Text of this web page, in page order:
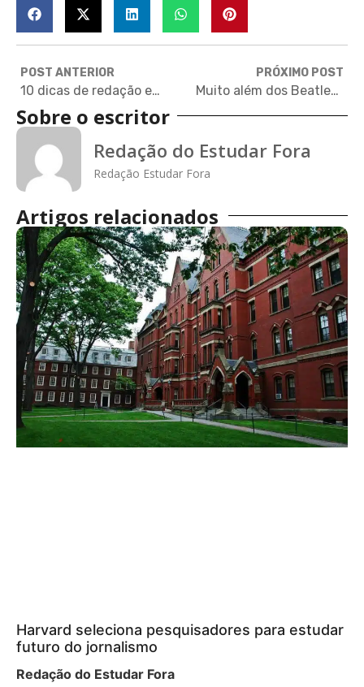
POST ANTERIOR
10 dicas de redação em inglês para quem quer estudar no exterior
PRÓXIMO POST
Muito além dos Beatles: saiba o que Liverpool pode oferecer a estudantes
Sobre o escritor
Redação do Estudar Fora
Redação Estudar Fora
Artigos relacionados
Harvard seleciona pesquisadores para estudar
futuro do jornalismo
Redação do Estudar Fora